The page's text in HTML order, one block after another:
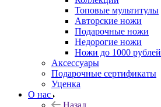
Топовые мультитулы
Авторские ножи
Подарочные ножи
Недорогие ножи
Ножи до 1000 рублей
Аксессуары
Подарочные сертификаты
Уценка
О нас
Назад